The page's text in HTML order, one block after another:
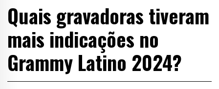
Quais gravadoras tiveram
mais indicações no
Grammy Latino 2024?